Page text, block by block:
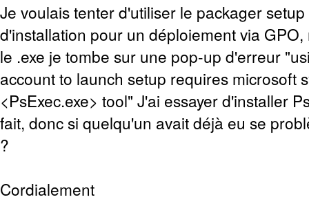
Je voulais tenter d'utiliser le packager
d'installation pour un déploiement via
le .exe je tombe sur une pop-up d'erreur
account to launch setup requires microsoft
<PsExec.exe> tool" J'ai essayer d'installer
fait, donc si quelqu'un avait déjà eu se
?
Cordialement